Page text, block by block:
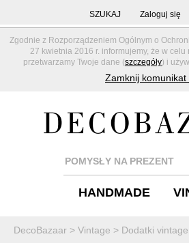
Zgodnie z Rozporządzeniem Ogólnym o
27 kwietnia 2016 r. informujemy, że w celu
przetwarzamy Twoje dane (szczegóły) i
Zamknij komunikat
SZUKAJ Zaloguj się
POMYSŁY NA PREZENT
HANDMADE
DecoBazaar > Vintage > Dodatki vintage